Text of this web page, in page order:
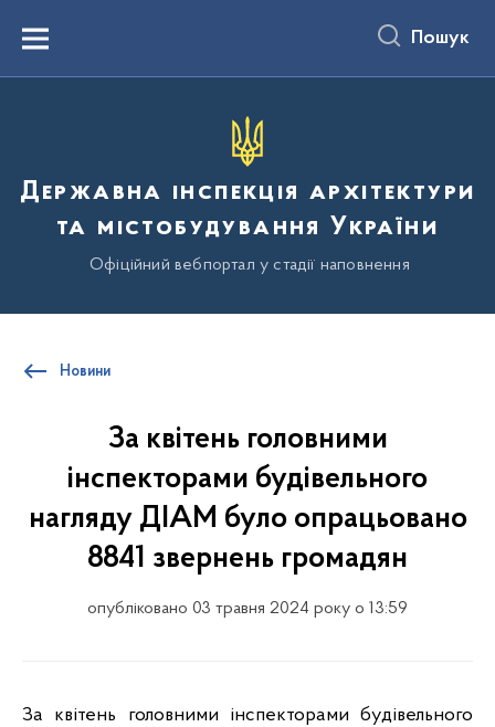
вмістуMenu Пошук
Державна інспекція архітектури
та містобудування України
Офіційний вебпортал у стадії наповнення
Новини
За квітень головними
інспекторами будівельного
нагляду ДІАМ було опрацьовано
8841 звернень громадян
опубліковано 03 травня 2024 року о 13:59
За квітень головними інспекторами будівельного